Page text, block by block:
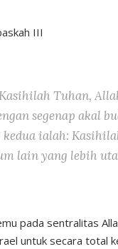
III
Tuhan,
segenap akal
ialah:
lain yang lebih
pada sentralitas
untuk secara total